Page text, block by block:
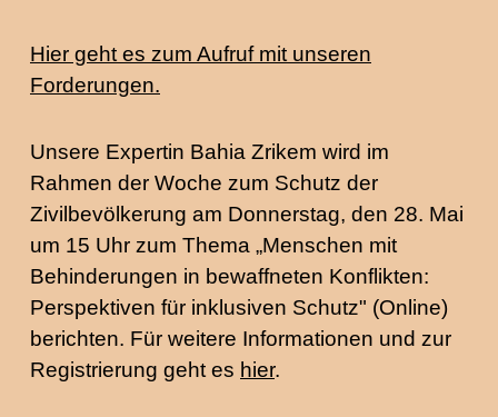
Hier geht es zum Aufruf mit unseren
Forderungen.
Unsere Expertin Bahia Zrikem wird im
Rahmen der Woche zum Schutz der
Zivilbevölkerung am Donnerstag, den 28. Mai
um 15 Uhr zum Thema „Menschen mit
Behinderungen in bewaffneten Konflikten:
Perspektiven für inklusiven Schutz" (Online)
berichten. Für weitere Informationen und zur
Registrierung geht es hier.